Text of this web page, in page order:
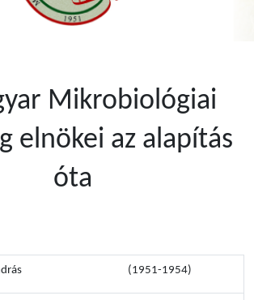
Mikrobiológiai
elnökei az alapítás
óta
(1951-1954)